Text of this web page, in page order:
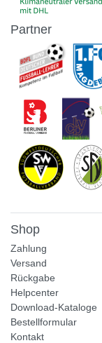
Partner
Shop
Zahlung
Versand
Rückgabe
Helpcenter
Download-Kataloge
Bestellformular
Kontakt